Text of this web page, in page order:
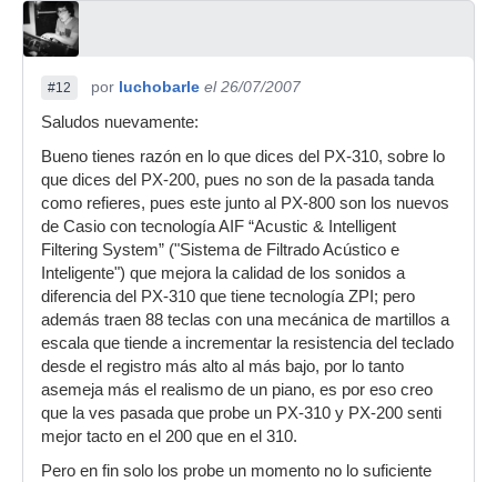
#12 por luchobarle el 26/07/2007
Saludos nuevamente:
Bueno tienes razón en lo que dices del PX-310, sobre lo
que dices del PX-200, pues no son de la pasada tanda
como refieres, pues este junto al PX-800 son los nuevos
de Casio con tecnología AIF “Acustic & Intelligent
Filtering System” ("Sistema de Filtrado Acústico e
Inteligente") que mejora la calidad de los sonidos a
diferencia del PX-310 que tiene tecnología ZPI; pero
además traen 88 teclas con una mecánica de martillos a
escala que tiende a incrementar la resistencia del teclado
desde el registro más alto al más bajo, por lo tanto
asemeja más el realismo de un piano, es por eso creo
que la ves pasada que probe un PX-310 y PX-200 senti
mejor tacto en el 200 que en el 310.
Pero en fin solo los probe un momento no lo suficiente